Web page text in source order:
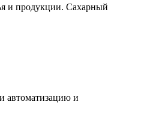
и продукции. Сахарный
автоматизацию и